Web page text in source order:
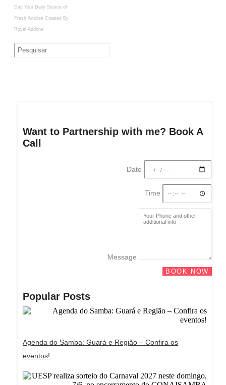
Day Your Daily Source of
Fresh Articles Created By
Royal Addons
Want to Partnership with me? Book A
Call
Date
Time
Message
BOOK NOW
Popular Posts
Agenda do Samba: Guará e Região – Confira os
eventos!